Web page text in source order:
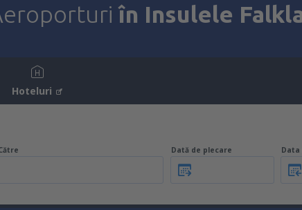
în Insulele
Hoteluri
Dată de plecare